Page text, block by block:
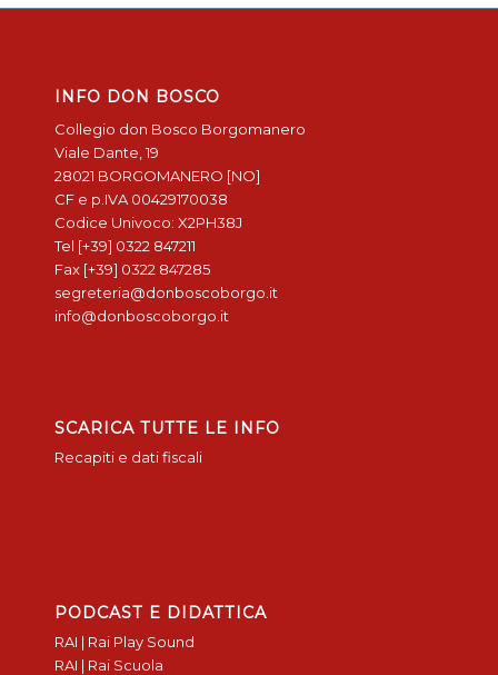
INFO DON BOSCO
Collegio don Bosco Borgomanero
Viale Dante, 19
28021 BORGOMANERO [NO]
CF e p.IVA 00429170038
Codice Univoco: X2PH38J
Tel [+39] 0322 847211
Fax [+39] 0322 847285
segreteria@donboscoborgo.it
info@donboscoborgo.it
SCARICA TUTTE LE INFO
Recapiti e dati fiscali
PODCAST E DIDATTICA
RAI | Rai Play Sound
RAI | Rai Scuola